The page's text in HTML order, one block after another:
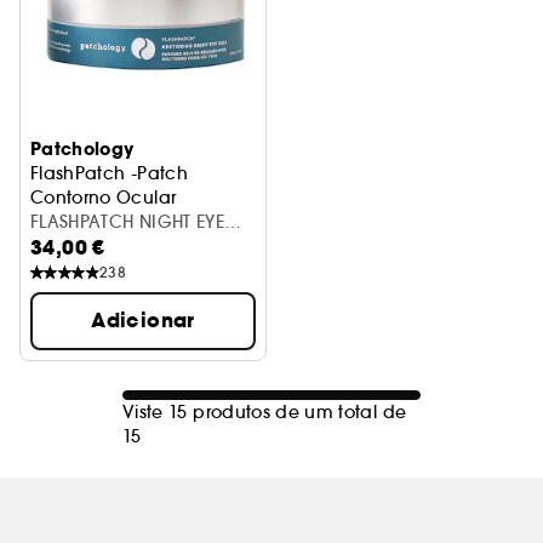
Patchology
FlashPatch -Patch
Contorno Ocular
FLASHPATCH NIGHT EYE
GELS 15
34,00 €
238
Adicionar
Viste 15 produtos de um total de
15